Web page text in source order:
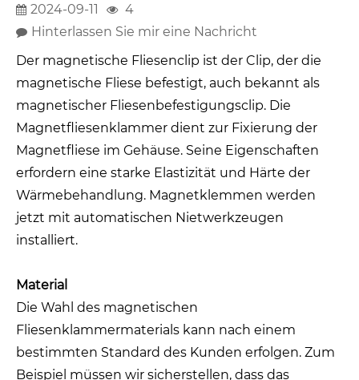
2024-09-11
4
Hinterlassen Sie mir eine Nachricht
Der magnetische Fliesenclip ist der Clip, der die
magnetische Fliese befestigt, auch bekannt als
magnetischer Fliesenbefestigungsclip. Die
Magnetfliesenklammer dient zur Fixierung der
Magnetfliese im Gehäuse. Seine Eigenschaften
erfordern eine starke Elastizität und Härte der
Wärmebehandlung. Magnetklemmen werden
jetzt mit automatischen Nietwerkzeugen
installiert.
Material
Die Wahl des magnetischen
Fliesenklammermaterials kann nach einem
bestimmten Standard des Kunden erfolgen. Zum
Beispiel müssen wir sicherstellen, dass das